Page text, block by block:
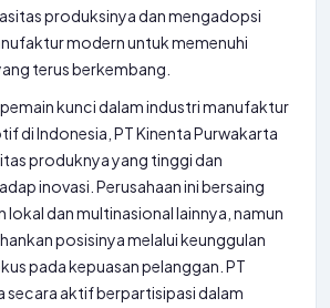
produksinya dan mengadopsi
modern untuk memenuhi
terus berkembang.
kunci dalam industri manufaktur
di Indonesia, PT Kinenta Purwakarta
produknya yang tinggi dan
inovasi. Perusahaan ini bersaing
lokal dan multinasional lainnya, namun
posisinya melalui keunggulan
pada kepuasan pelanggan. PT
secara aktif berpartisipasi dalam